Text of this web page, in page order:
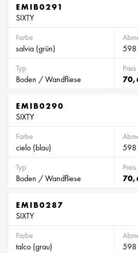
EMIB0291
SIXTY
Farbe
salvia (grün) 598
Typ
Boden / Wandfliese
EMIB0290
SIXTY
Farbe
cielo (blau) 598
Typ
Boden / Wandfliese
EMIB0287
SIXTY
Farbe
talco (grau) 598